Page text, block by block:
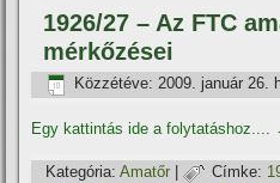
1926/27 – Az FTC
mérkőzései
Közzétéve: 2009. január 26.
Egy kattintás ide a folytatáshoz....
Kategória: Amatőr | Címke: